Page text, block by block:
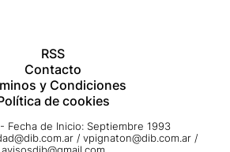
RSS
Contacto
y Condiciones
de cookies
Fecha de Inicio: Septiembre 1993
/ vpignaton@dib.com.ar /